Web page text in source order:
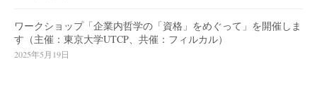
ワークショップ「企業内哲学の「資格」をめぐって」を開催しま
す（主催：東京大学UTCP、共催：フィルカル）
2025年5月19日